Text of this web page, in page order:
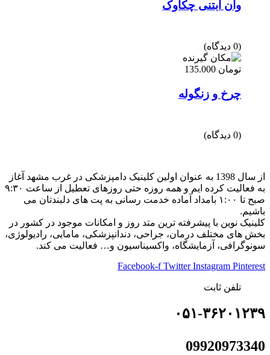
وان آبتنی چکاوک
(0 دیدگاه)
تومان
چرخ و زنگوله
(0 دیدگاه)
از سال 1398 به عنوان اولین کلینیک دامپزشکی در غرب مشهد آغاز
به فعالیت کرده ایم و همه روزه حتی روزهای تعطیل از ساعت ۹:۳۰
صبح تا ۱:۰۰ بامداد آماده خدمت رسانی به پت های دلبندتان می
باشیم.
کلینیک نوین با پیشرفته ترین متد روز و امکانات موجود در کشور در
بخش های مختلف درمان، جراحی، دندانپزشکی، مامایی، رادیولوژی،
سونوگرافی، آزمایشگاه، واکسیناسیون و… فعالیت می کند.
Facebook-f Twitter Instagram Pinterest
تلفن ثابت
۰۵۱-۳۶۲۰۱۲۳۹
09920973340